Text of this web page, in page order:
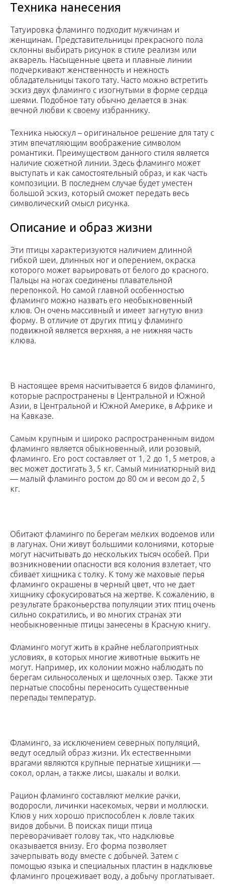
Техника нанесения
Татуировка фламинго подходит мужчинам и
женщинам. Представительницы прекрасного пола
склонны выбирать рисунок в стиле реализм или
акварель. Насыщенные цвета и плавные линии
подчеркивают женственность и нежность
обладательницы такого тату. Часто можно встретить
эскиз двух фламинго с изогнутыми в форме сердца
шеями. Подобное тату обычно делается в знак
вечной любви к своему избраннику.
Техника ньюскул – оригинальное решение для тату с
этим впечатляющим воображение символом
романтики. Преимуществом данного стиля является
наличие сюжетной линии. Здесь фламинго может
выступать и как самостоятельный образ, и как часть
композиции. В последнем случае будет уместен
большой эскиз, который сможет передать весь
символический смысл рисунка.
Описание и образ жизни
Эти птицы характеризуются наличием длинной
гибкой шеи, длинных ног и оперением, окраска
которого может варьировать от белого до красного.
Пальцы на ногах соединены плавательной
перепонкой. Но самой главной особенностью
фламинго можно назвать его необыкновенный
клюв. Он очень массивный и имеет загнутую вниз
форму. В отличие от других птиц у фламинго
подвижной является верхняя, а не нижняя часть
клюва.
В настоящее время насчитывается 6 видов фламинго,
которые распространены в Центральной и Южной
Азии, в Центральной и Южной Америке, в Африке и
на Кавказе.
Самым крупным и широко распространенным видом
фламинго является обыкновенный, или розовый,
фламинго. Его рост составляет от 1, 2 до 1, 5 метров, а
вес может достигать 3, 5 кг. Самый миниатюрный вид
— малый фламинго ростом до 80 см и весом до 2, 5
кг.
Обитают фламинго по берегам мелких водоемов или
в лагунах. Они живут большими колониями, которые
могут насчитывать до нескольких тысяч особей. При
возникновении опасности вся колония взлетает, что
сбивает хищника с толку. К тому же маховые перья
фламинго окрашены в черный цвет, что не дает
хищнику сфокусироваться на жертве. К сожалению, в
результате браконьерства популяции этих птиц очень
сильно сократились, и во многих странах эти
необыкновенные птицы занесены в Красную книгу.
Фламинго могут жить в крайне неблагоприятных
условиях, в которых многие животные выжить не
могут. Например, их колонии можно наблюдать по
берегам сильносоленых и щелочных озер. Также эти
пернатые способны переносить существенные
перепады температур.
Фламинго, за исключением северных популяций,
ведут оседлый образ жизни. Их естественными
врагами являются крупные пернатые хищники —
сокол, орлан, а также лисы, шакалы и волки.
Рацион фламинго составляют мелкие рачки,
водоросли, личинки насекомых, черви и моллюски.
Клюв у них хорошо приспособлен к ловле таких
видов добычи. В поисках пищи птица
переворачивает голову так, что надклювье
оказывается внизу. Его форма позволяет
зачерпывать воду вместе с добычей. Затем с
помощью языка и специальных пластин в надклювье
фламинго процеживает воду, а добычу проглатывает.